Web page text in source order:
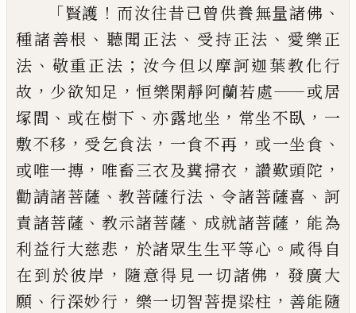
「賢護 ！ 而汝往昔已曾供養無量諸佛 、
種諸善根 、 聽聞正法 、 受持正法 、 愛樂正
法 、 敬重正法 ； 汝今但以摩訶迦葉教化行
故 ， 少欲知足 ， 恒樂閑靜阿蘭若處——或居
塚間 、 或在樹下 、亦露地坐 ， 常坐不臥 ， 一
敷不移 ， 受乞食法 ， 一食不再 ， 或一坐食 、
或唯一摶 ， 唯畜三衣及糞掃衣 ，讚歎頭陀 ，
勸請諸菩薩 、教菩薩行法 、令諸菩薩喜 、 訶
責諸菩薩 、 教示諸菩薩 、 成就諸菩薩 ， 能為
利益行大慈悲 ， 於諸眾生生平等心 。 咸得自
在到於彼岸 ， 隨意得見一切諸佛 ， 發廣大
願 、行深妙行 ， 樂一切智菩提梁柱 ， 善能隨